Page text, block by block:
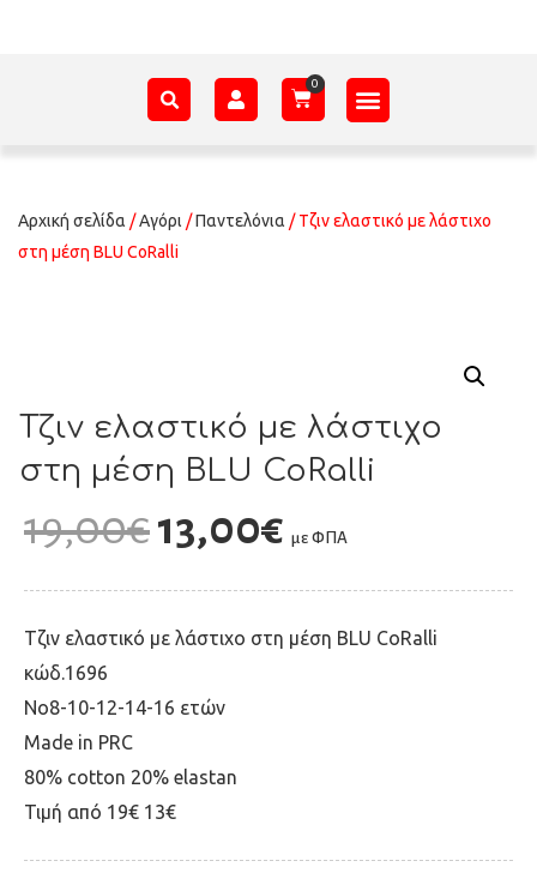
Αρχική σελίδα /Αγόρι /Παντελόνια / Τζιν ελαστικό με λάστιχο
στη μέση BLU CoRalli
Τζιν ελαστικό με λάστιχο
στη μέση BLU CoRalli
19,00€13,00€ με ΦΠΑ
Τζιν ελαστικό με λάστιχο στη μέση BLU CoRalli
κώδ.1696
Νο8-10-12-14-16 ετών
Μade in PRC
80% cotton 20% elastan
Τιμή από 19€ 13€